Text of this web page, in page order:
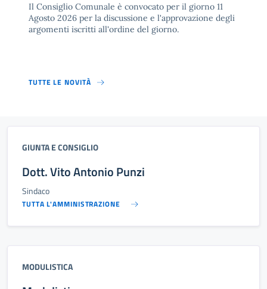
Il Consiglio Comunale è convocato per il giorno 11
Agosto 2026 per la discussione e l'approvazione degli
argomenti iscritti all'ordine del giorno.
TUTTE LE NOVITÀ
GIUNTA E CONSIGLIO
Dott. Vito Antonio Punzi
Sindaco
TUTTA L'AMMINISTRAZIONE
MODULISTICA